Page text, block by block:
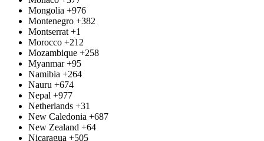
Mongolia +976
Montenegro +382
Montserrat +1
Morocco +212
Mozambique +258
Myanmar +95
Namibia +264
Nauru +674
Nepal +977
Netherlands +31
New Caledonia +687
New Zealand +64
Nicaragua +505